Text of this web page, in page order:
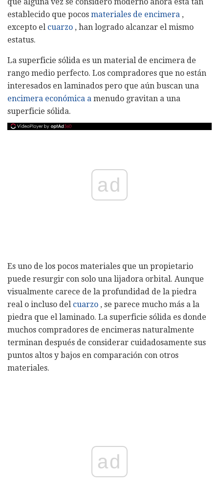
establecido que pocos materiales de encimera ,
excepto el cuarzo , han logrado alcanzar el mismo
estatus.
La superficie sólida es un material de encimera de
rango medio perfecto. Los compradores que no están
interesados ​​en laminados pero que aún buscan una
encimera económica a menudo gravitan a una
superficie sólida.
ad
Es uno de los pocos materiales que un propietario
puede resurgir con solo una lijadora orbital. Aunque
visualmente carece de la profundidad de la piedra
real o incluso del cuarzo , se parece mucho más a la
piedra que el laminado. La superficie sólida es donde
muchos compradores de encimeras naturalmente
terminan después de considerar cuidadosamente sus
puntos altos y bajos en comparación con otros
materiales.
ad